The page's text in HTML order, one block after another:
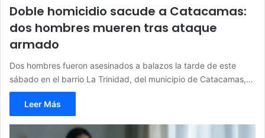
Doble homicidio sacude a Catacamas:
dos hombres mueren tras ataque
armado
Dos hombres fueron asesinados a balazos la tarde de este
sábado en el barrio La Trinidad, del municipio de Catacamas,…
Leer Más